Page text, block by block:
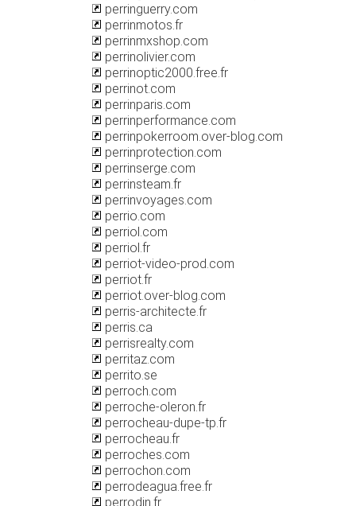
perringuerry.com
perrinmotos.fr
perrinmxshop.com
perrinolivier.com
perrinoptic2000.free.fr
perrinot.com
perrinparis.com
perrinperformance.com
perrinpokerroom.over-blog.com
perrinprotection.com
perrinserge.com
perrinsteam.fr
perrinvoyages.com
perrio.com
perriol.com
perriol.fr
perriot-video-prod.com
perriot.fr
perriot.over-blog.com
perris-architecte.fr
perris.ca
perrisrealty.com
perritaz.com
perrito.se
perroch.com
perroche-oleron.fr
perrocheau-dupe-tp.fr
perrocheau.fr
perroches.com
perrochon.com
perrodeagua.free.fr
perrodin.fr